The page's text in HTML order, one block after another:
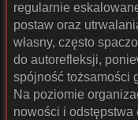
regularnie
postaw oraz
własny, często
do autorefleksji,
spójność tożsamości
Na poziomie
nowości i odstępstwa